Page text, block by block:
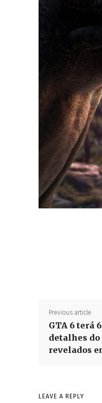
Previous article
GTA 6 terá
detalhes do
revelados
LEAVE A REPLY